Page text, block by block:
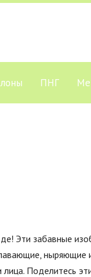
ПНГ
Эти забавные
ныряющие
Поделитесь